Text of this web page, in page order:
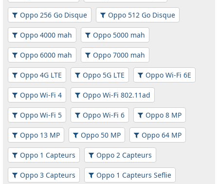
Oppo 256 Go Disque Oppo 512 Go Disque
Oppo 4000 mah Oppo 5000 mah
Oppo 6000 mah Oppo 7000 mah
Oppo 4G LTE Oppo 5G LTE Oppo Wi-Fi 6E
Oppo Wi-Fi 4 Oppo Wi-Fi 802.11ad
Oppo Wi-Fi 5 Oppo Wi-Fi 6 Oppo 8 MP
Oppo 13 MP Oppo 50 MP Oppo 64 MP
Oppo 1 Capteurs Oppo 2 Capteurs
Oppo 3 Capteurs Oppo 1 Capteurs Seflie